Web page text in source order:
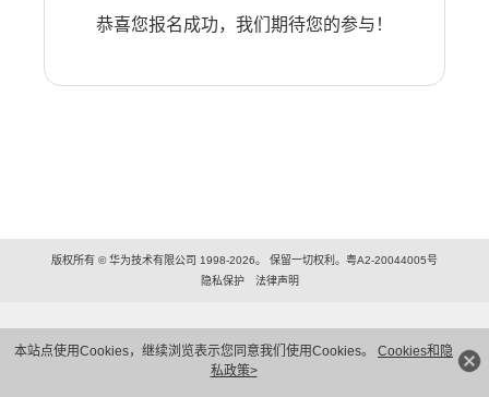
本站点使用Cookies，继续浏览表示您同意我们使用Cookies。 Cookies和隐
私政策>
恭喜您报名成功，我们期待您的参与！
版权所有 © 华为技术有限公司 1998-2026。 保留一切权利。粤A2-20044005号
隐私保护
法律声明